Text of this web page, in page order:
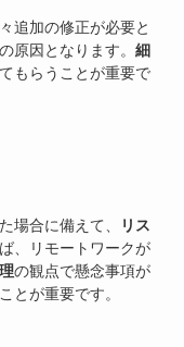
追加の修正が必要と
原因となります。 細
もらうことが重要で
場合に備えて、
リス
、リモートワークが
の観点で懸念事項が
とが重要です。